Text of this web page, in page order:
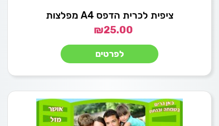
ציפית לכרית הדפס A4 מפלצות
₪25.00
לפרטים